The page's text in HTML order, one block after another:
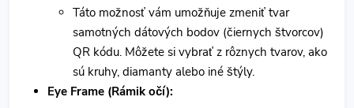
Táto možnosť vám umožňuje zmeniť tvar
samotných dátových bodov (čiernych štvorcov)
QR kódu. Môžete si vybrať z rôznych tvarov, ako
sú kruhy, diamanty alebo iné štýly.
Eye Frame (Rámik očí):